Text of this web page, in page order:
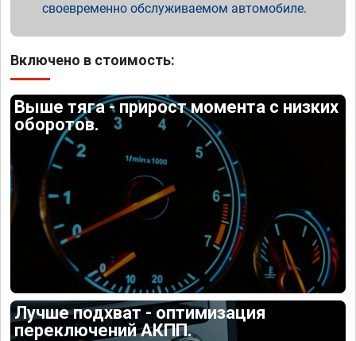
своевременно обслуживаемом автомобиле.
Включено в стоимость:
Выше тяга - прирост момента с низких
оборотов.
Лучше подхват - оптимизация
переключений АКПП.